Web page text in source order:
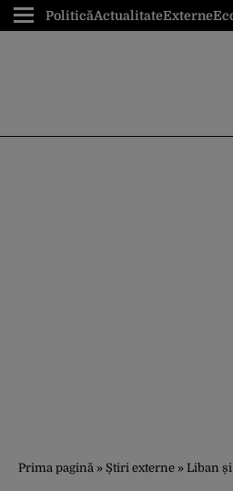
PoliticăActualitateExterne
Prima pagină » Știri externe » Liban